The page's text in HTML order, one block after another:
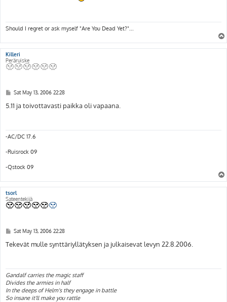
Should I regret or ask myself "Are You Dead Yet?"...
Killeri
Peräruiske
P
s
t
Sat May 13, 2006 22:28
5.11 ja toivottavasti paikka oli vapaana.
-AC/DC 17.6
-Ruisrock 09
-Qstock 09
tsorl
Sateentekijä
P
s
t
Sat May 13, 2006 22:28
Tekevät mulle synttäriyllätyksen ja julkaisevat levyn 22.8.2006.
Gandalf carries the magic staff
Divides the armies in half
In the deeps of Helm's they engage in battle
So insane it'll make you rattle